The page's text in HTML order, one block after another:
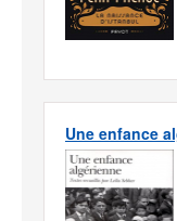
Une enfance